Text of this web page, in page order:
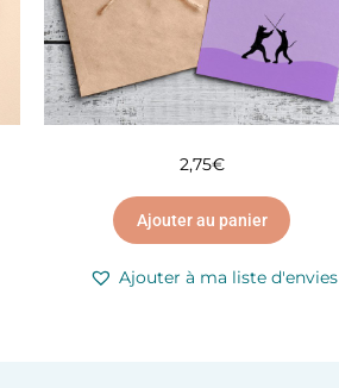
2,75€
Ajouter au panier
Ajouter à ma liste d'envies